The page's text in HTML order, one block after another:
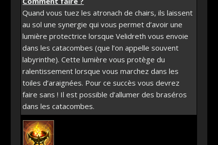
Quand vous tuez les atronach de chairs, ils laissent
au sol une synergie qui vous permet d’avoir une
lumière protectrice lorsque Velidreth vous envoie
dans les catacombes (que l’on appelle souvent
labyrinthe). Cette lumière vous protège du
ralentissement lorsque vous marchez dans les
toiles d’araignées. Pour ce succès vous devrez
faire sans ! Il est possible d’allumer des braséros
dans les catacombes.